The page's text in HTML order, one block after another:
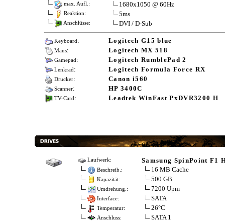
max. Aufl.: 1680x1050 @ 60Hz
Reaktion: 5ms
Anschlüsse: DVI / D-Sub
Keyboard: Logitech G15 blue
Maus: Logitech MX 518
Gamepad: Logitech RumblePad 2
Lenkrad: Logitech Formula Force RX
Drucker: Canon i560
Scanner: HP 3400C
TV-Card: Leadtek WinFast PxDVR3200 H
Laufwerk: Samsung SpinPoint F1
Beschreib.: 16 MB Cache
Kapazität: 500 GB
Umdrehung.: 7200 Upm
Interface: SATA
Temperatur: 26°C
Anschluss: SATA 1